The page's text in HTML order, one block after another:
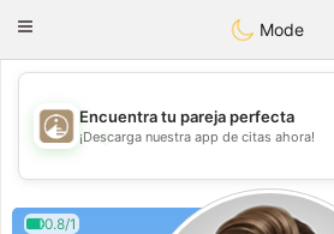
B ahebik
Toggle
Mode
💖
💕
Encuentra tu pareja perfecta
¡Descarga nuestra app de citas ahora!
0.8/1